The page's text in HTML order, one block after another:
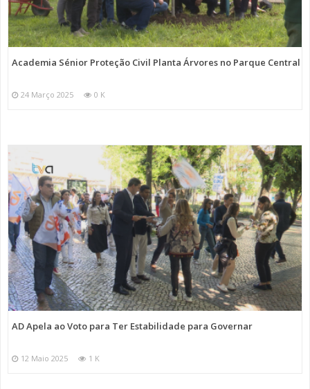
Academia Sénior Proteção Civil Planta Árvores no Parque Central
24 Março 2025 0 K
AD Apela ao Voto para Ter Estabilidade para Governar
12 Maio 2025 1 K